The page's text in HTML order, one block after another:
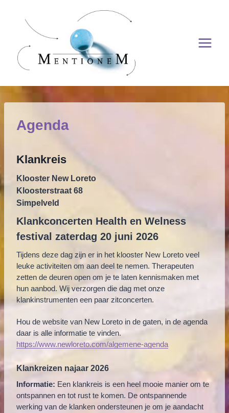
Agenda
Klankreis
Klooster New Loreto
Kloosterstraat 68
Simpelveld
Klankconcerten Health en Welness
festival zaterdag 20 juni 2026
Tijdens deze dag zijn er in het klooster New Loreto veel
leuke activiteiten om aan deel te nemen. Therapeuten
zetten de deuren open om je te laten kennismaken met
hun aanbod. Wij verzorgen die dag met onze
klankinstrumenten een paar zitconcerten.
Hou de website van New Loreto in de gaten, in de agenda
daar is alle informatie te vinden.
https://www.newloreto.com/algemene-agenda
Klankreizen najaar 2026
Informatie: Een klankreis is een heel mooie manier om te
ontspannen en tot rust te komen. De ontspannende
werking van de klanken ondersteunen je om je aandacht